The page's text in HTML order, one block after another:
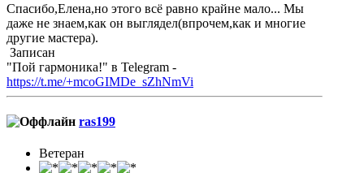
Спасибо,Елена,но этого всё равно крайне мало... Мы
даже не знаем,как он выглядел(впрочем,как и многие
другие мастера).
Записан
"Пой гармоника!" в Telegram -
https://t.me/+mcoGIMDe_sZhNmVi
ras199
Ветеран